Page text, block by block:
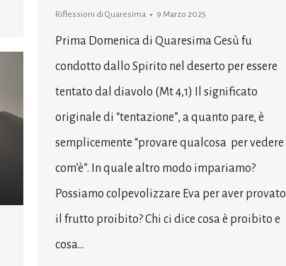
Riflessioni di Quaresima 9 Marzo 2025
Prima Domenica di Quaresima Gesù fu
condotto dallo Spirito nel deserto per essere
tentato dal diavolo (Mt 4,1) Il significato
originale di “tentazione”, a quanto pare, è
semplicemente “provare qualcosa per vedere
com’è”. In quale altro modo impariamo?
Possiamo colpevolizzare Eva per aver provato
il frutto proibito? Chi ci dice cosa è proibito e
cosa…